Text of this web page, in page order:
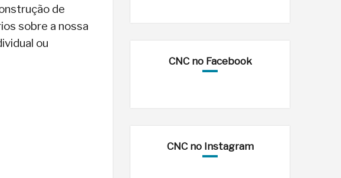
de
sobre a nossa
ou
CNC no Facebook
CNC no Instagram